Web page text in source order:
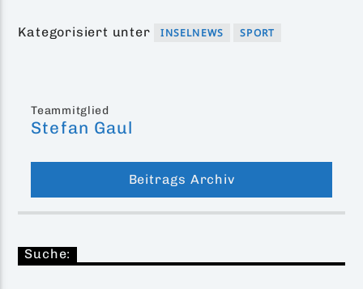
Kategorisiert unter INSELNEWS SPORT
Teammitglied
Stefan Gaul
Beitrags Archiv
Suche: